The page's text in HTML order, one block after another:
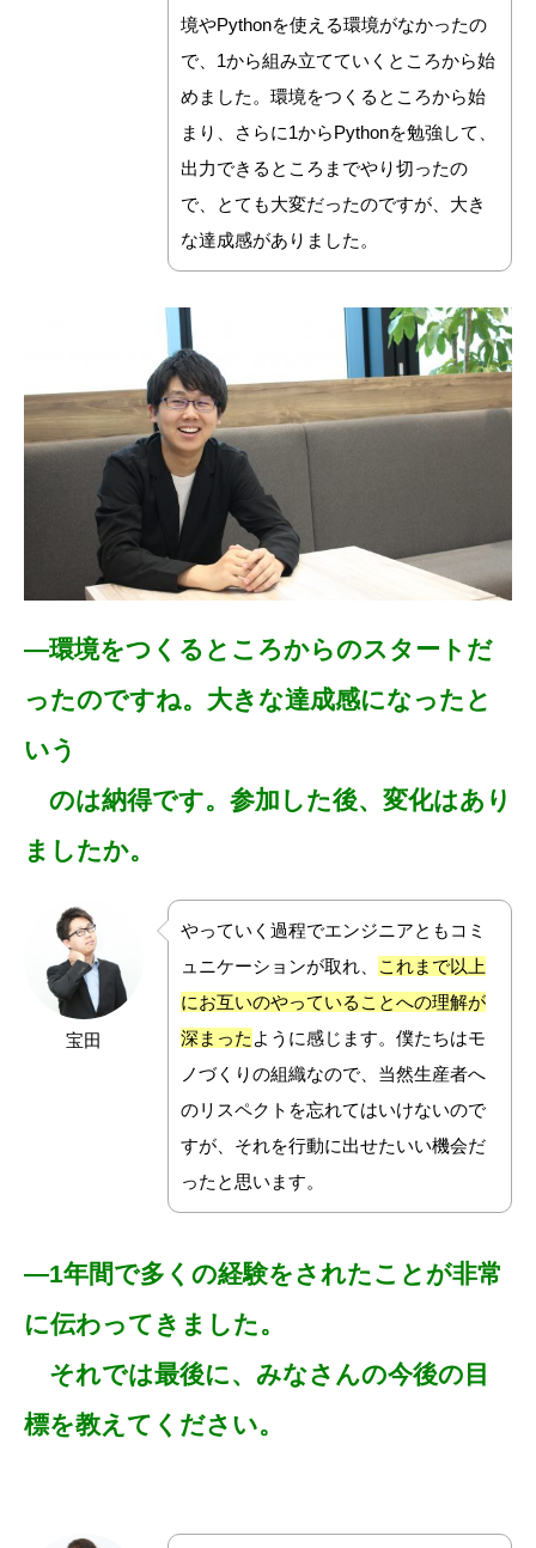
境やPythonを使える環境がなかったの
で、1から組み立てていくところから始
めました。環境をつくるところから始
まり、さらに1からPythonを勉強して、
出力できるところまでやり切ったの
で、とても大変だったのですが、大き
な達成感がありました。
―環境をつくるところからのスタートだ
ったのですね。 大きな達成感になったと
いう
のは納得です。 参加した後、変化はあり
ましたか。
宝田
やっていく過程でエンジニアともコミ
ュニケーションが取れ、
これまで以上
にお互いのやっていることへの理解が
深まった ように感じます。僕たちはモ
ノづくりの組織なので、当然生産者へ
のリスペクトを忘れてはいけないので
すが、それを行動に出せたいい機会だ
ったと思います。
―1年間で多くの経験をされたことが非常
に伝わってきました。
それでは最後に、みなさんの今後の目
標を教えてください。